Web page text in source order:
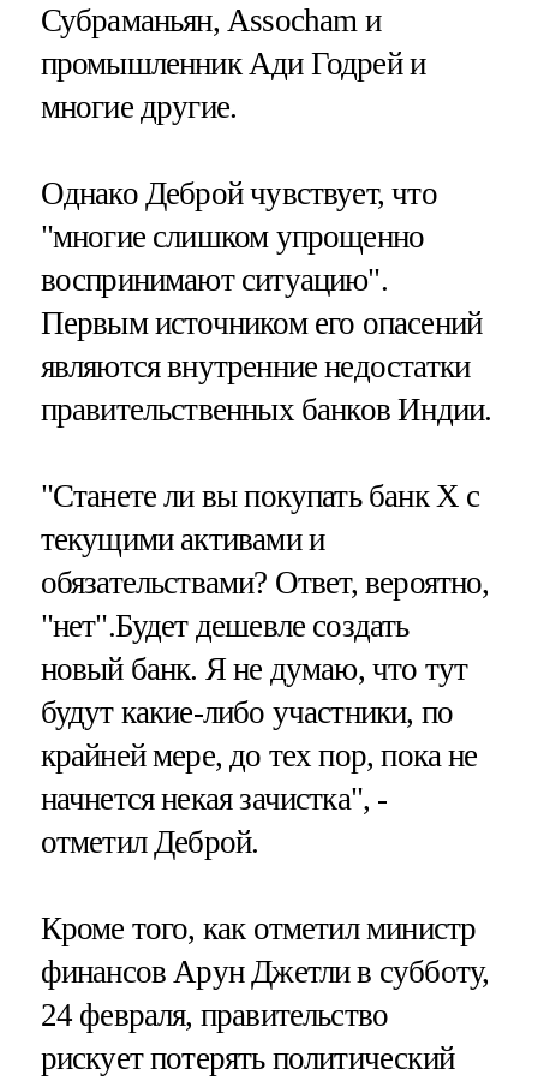
Субраманьян, Assocham и
промышленник Ади Годрей и
многие другие.
Однако Деброй чувствует, что
"многие слишком упрощенно
воспринимают ситуацию".
Первым источником его опасений
являются внутренние недостатки
правительственных банков Индии.
"Станете ли вы покупать банк Х с
текущими активами и
обязательствами? Ответ, вероятно,
"нет".Будет дешевле создать
новый банк. Я не думаю, что тут
будут какие-либо участники, по
крайней мере, до тех пор, пока не
начнется некая зачистка", -
отметил Деброй.
Кроме того, как отметил министр
финансов Арун Джетли в субботу,
24 февраля, правительство
рискует потерять политический